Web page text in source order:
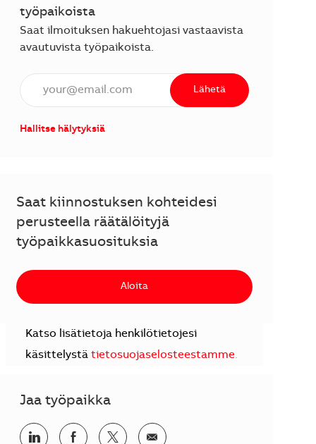
työpaikoista
Saat ilmoituksen hakuehtojasi vastaavista
avautuvista työpaikoista.
Anna sähköpostiosoite (vaaditaan).
Lähetä
Hallitse hälytyksiä
Saat kiinnostuksen kohteidesi
perusteella räätälöityjä
työpaikkasuosituksia
Aloita
Katso lisätietoja henkilötietojesi
käsittelystä tietosuojaselosteestamme.
Jaa työpaikka
Jaa LinkedInissäJaa Facebookissa
Jaa TwitterissäJaa sähköpostilla